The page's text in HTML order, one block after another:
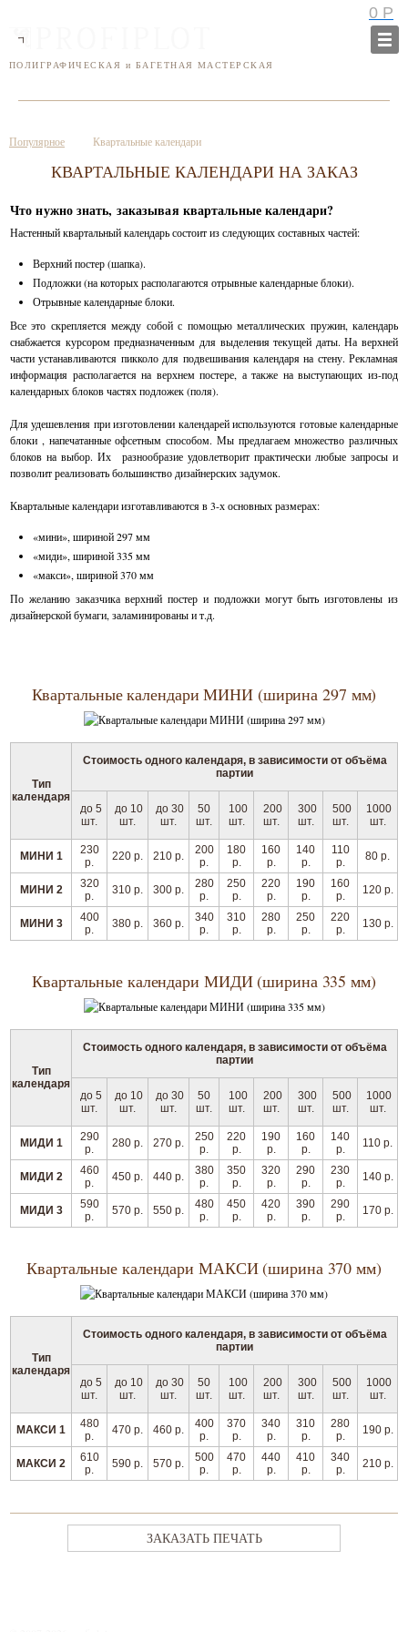
0 Р
ПОЛИГРАФИЧЕСКАЯ и БАГЕТНАЯ МАСТЕРСКАЯ
Популярное Квартальные календари
КВАРТАЛЬНЫЕ КАЛЕНДАРИ НА ЗАКАЗ
Что нужно знать, заказывая квартальные календари?
Настенный квартальный календарь состоит из следующих составных частей:
Верхний постер (шапка).
Подложки (на которых располагаются отрывные календарные блоки).
Отрывные календарные блоки.
Все это скрепляется между собой с помощью металлических пружин, календарь
снабжается курсором предназначенным для выделения текущей даты. На верхней
части устанавливаются пикколо для подвешивания календаря на стену. Рекламная
информация располагается на верхнем постере, а также на выступающих из-под
календарных блоков частях подложек (поля).
Для удешевления при изготовлении календарей используются готовые календарные
блоки , напечатанные офсетным способом. Мы предлагаем множество различных
блоков на выбор. Их разнообразие удовлетворит практически любые запросы и
позволит реализовать большинство дизайнерских задумок.
Квартальные календари изготавливаются в 3-х основных размерах:
«мини», шириной 297 мм
«миди», шириной 335 мм
«макси», шириной 370 мм
По желанию заказчика верхний постер и подложки могут быть изготовлены из
дизайнерской бумаги, заламинированы и т.д.
Квартальные календари МИНИ (ширина 297 мм)
Тип
календаря
Стоимость одного календаря, в зависимости от объёма
партии
до 5
шт.
до 10
шт.
до 30
шт.
50
шт.
100
шт.
200
шт.
300
шт.
500
шт.
1000
шт.
МИНИ 1
230
р.
220 р. 210 р.
200
р.
180
р.
160
р.
140
р.
110
р.
80 р.
МИНИ 2
320
р.
310 р. 300 р.
280
р.
250
р.
220
р.
190
р.
160
р.
120 р.
МИНИ 3
400
р.
380 р. 360 р.
340
р.
310
р.
280
р.
250
р.
220
р.
130 р.
Квартальные календари МИДИ (ширина 335 мм)
Тип
календаря
Стоимость одного календаря, в зависимости от объёма
партии
до 5
шт.
до 10
шт.
до 30
шт.
50
шт.
100
шт.
200
шт.
300
шт.
500
шт.
1000
шт.
МИДИ 1
290
р.
280 р. 270 р.
250
р.
220
р.
190
р.
160
р.
140
р.
110 р.
МИДИ 2
460
р.
450 р. 440 р.
380
р.
350
р.
320
р.
290
р.
230
р.
140 р.
МИДИ 3
590
р.
570 р. 550 р.
480
р.
450
р.
420
р.
390
р.
290
р.
170 р.
Квартальные календари МАКСИ (ширина 370 мм)
Тип
календаря
Стоимость одного календаря, в зависимости от объёма
партии
до 5
шт.
до 10
шт.
до 30
шт.
50
шт.
100
шт.
200
шт.
300
шт.
500
шт.
1000
шт.
МАКСИ 1
480
р.
470 р. 460 р.
400
р.
370
р.
340
р.
310
р.
280
р.
190 р.
МАКСИ 2
610
р.
590 р. 570 р.
500
р.
470
р.
440
р.
410
р.
340
р.
210 р.
ЗАКАЗАТЬ ПЕЧАТЬ